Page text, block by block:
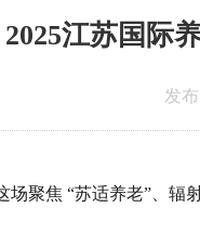
江苏国际
发
场聚焦 “苏适养老” 、辐